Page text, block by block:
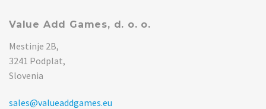
Value Add Games, d. o. o.
Mestinje 2B,
3241 Podplat,
Slovenia
sales@valueaddgames.eu